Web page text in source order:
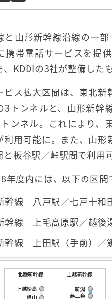
と山形新幹線沿線の一
携帯電話サービスを提
KDDIの3社が整備したも
ビス拡大区間は、東北新
3トンネルと、山形新幹
ンネル。これにより、
利用可能に。また、山形
と板谷駅／峠駅間で利用
年度内には、以下の区間
幹線 八戸駅／七戸十和
幹線 上毛高原駅／越後
幹線 上田駅（手前）／